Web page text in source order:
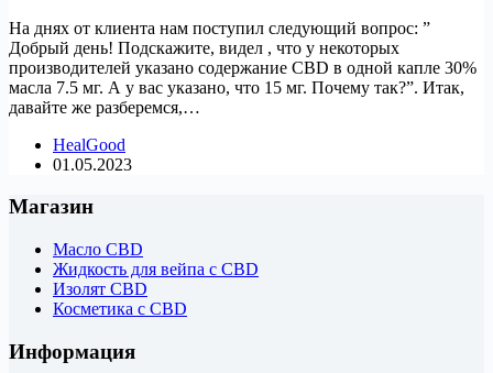
На днях от клиента нам поступил следующий вопрос: ”
Добрый день! Подскажите, видел , что у некоторых
производителей указано содержание CBD в одной капле 30%
масла 7.5 мг. А у вас указано, что 15 мг. Почему так?”. Итак,
давайте же разберемся,…
HealGood
01.05.2023
Магазин
Масло CBD
Жидкость для вейпа с CBD
Изолят CBD
Косметика с CBD
Информация